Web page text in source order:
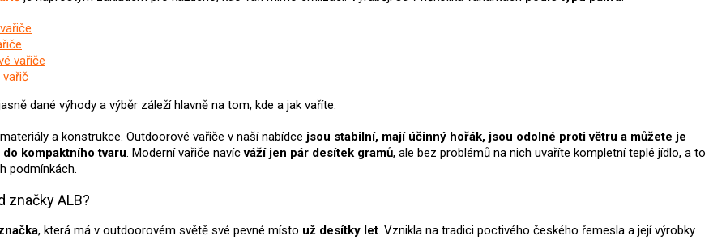
k
v
ý
vařiče
vařič
dané výhody a výběr záleží hlavně na tom, kde a jak vaříte.
a konstrukce. Outdoorové vařiče v naší nabídce jsou stabilní, mají účinný hořák, jsou odolné proti větru a můžete je
kompaktního tvaru. Moderní vařiče navícváží jen pár desítek gramů, ale bez problémů na nich uvaříte kompletní teplé jídlo, a to
podmínkách.
značky ALB?
, která má v outdoorovém světě své pevné místo už desítky let. Vznikla na tradici poctivého českého řemesla a její výrobky